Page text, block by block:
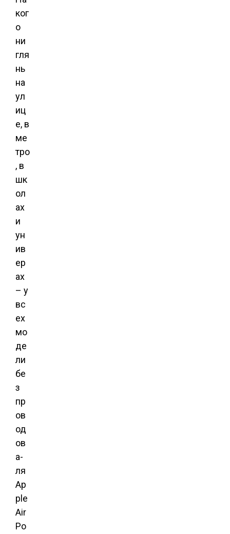
ког
о
ни
гля
нь
на
ул
иц
е, в
ме
тро
, в
шк
ол
ах
и
ун
ив
ер
ах
– у
вс
ех
мо
де
ли
бе
з
пр
ов
од
ов
а-
ля
Ap
ple
Air
Po